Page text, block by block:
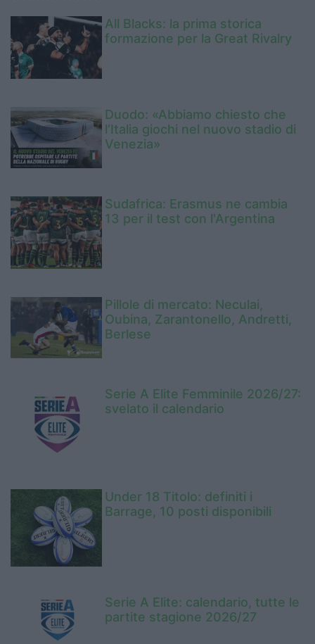
All Blacks: la prima storica
formazione per la Great Rivalry
Duodo: «Abbiamo chiesto che
l’Italia giochi nel nuovo stadio di
Venezia»
Sudafrica: Erasmus ne cambia
13 per il test con l'Argentina
Pillole di mercato: Neculai,
Oubina, Zarantonello, Andretti,
Berlese
Serie A Elite Femminile 2026/27:
svelato il calendario
Under 18 Titolo: definiti i
Barrage, 10 posti disponibili
Serie A Elite: calendario, tutte le
partite stagione 2026/27